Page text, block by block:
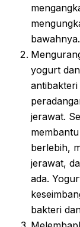
bawahnya.
yogurt
jerawat.
berlebih,
jerawat,
ada.
bakteri